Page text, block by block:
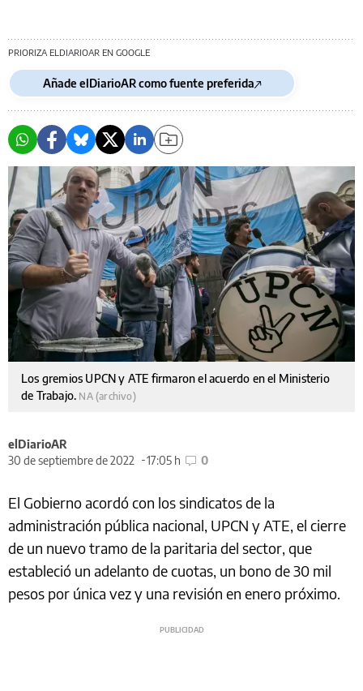
PRIORIZA ELDIARIOAR EN GOOGLE
Añade elDiarioAR como fuente preferida
Los gremios UPCN y ATE firmaron el acuerdo en el Ministerio
de Trabajo. NA (archivo)
elDiarioAR
30 de septiembre de 2022
17:05 h 0
El Gobierno acordó con los sindicatos de la
administración pública nacional, UPCN y ATE, el cierre
de un nuevo tramo de la paritaria del sector, que
estableció un adelanto de cuotas, un bono de 30 mil
pesos por única vez y una revisión en enero próximo.